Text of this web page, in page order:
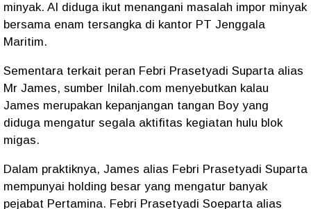
minyak. AI diduga ikut menangani masalah impor minyak
bersama enam tersangka di kantor PT Jenggala
Maritim.
Sementara terkait peran Febri Prasetyadi Suparta alias
Mr James, sumber Inilah.com menyebutkan kalau
James merupakan kepanjangan tangan Boy yang
diduga mengatur segala aktifitas kegiatan hulu blok
migas.
Dalam praktiknya, James alias Febri Prasetyadi Suparta
mempunyai holding besar yang mengatur banyak
pejabat Pertamina. Febri Prasetyadi Soeparta alias